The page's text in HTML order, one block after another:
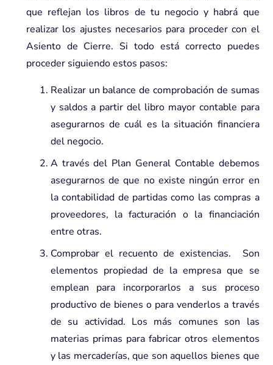
que reflejan los libros de tu negocio y habrá que
realizar los ajustes necesarios para proceder con el
Asiento de Cierre. Si todo está correcto puedes
proceder siguiendo estos pasos:
Realizar un balance de comprobación de sumas
y saldos a partir del libro mayor contable para
asegurarnos de cuál es la situación financiera
del negocio.
A través del Plan General Contable debemos
asegurarnos de que no existe ningún error en
la contabilidad de partidas como las compras a
proveedores, la facturación o la financiación
entre otras.
Comprobar el recuento de existencias. Son
elementos propiedad de la empresa que se
emplean para incorporarlos a sus proceso
productivo de bienes o para venderlos a través
de su actividad. Los más comunes son las
materias primas para fabricar otros elementos
y las mercaderías, que son aquellos bienes que